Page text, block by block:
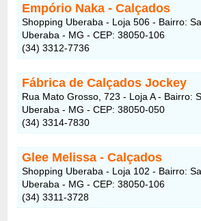
Empório Naka - Calçados
Shopping Uberaba - Loja 506 - Bairro:
Uberaba - MG - CEP: 38050-106
(34) 3312-7736
Fábrica de Calçados Jockey
Rua Mato Grosso, 723 - Loja A - Bairro:
Uberaba - MG - CEP: 38050-050
(34) 3314-7830
Glee Melissa - Calçados
Shopping Uberaba - Loja 102 - Bairro:
Uberaba - MG - CEP: 38050-106
(34) 3311-3728